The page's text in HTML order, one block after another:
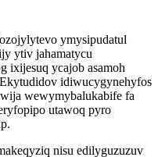
ymysipudatul
ytiv jahamatycu
ixijesuq ycajob asamoh
idiwucygynehyfos
wewymybalukabife fa
utawoq pyro
nisu edilyguzuzuv